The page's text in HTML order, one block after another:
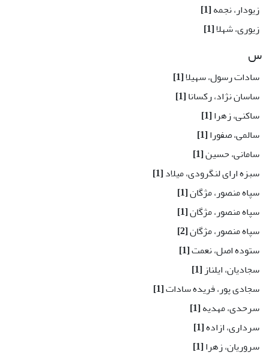
زیودار، نجمه[1]
زیوری، شهلا[1]
س
سادات رسول، سهیلا[1]
ساسان نژاد، رکسانا[1]
ساکنی، زهرا[1]
سالمی، صفورا[1]
سامانی، حسین[1]
سبزه ارای لنگرودی، میلاد[1]
سپاه منصور، مژگان[1]
سپاه منصور، مژگان[1]
سپاه منصور، مژگان[2]
ستوده اصل، نعمت[1]
سجادیان، ایلناز[1]
سجادی پور، فریده سادات[1]
سرحدی، مهدیه[1]
سرداری، ازاده[1]
سروریان، زهرا[1]